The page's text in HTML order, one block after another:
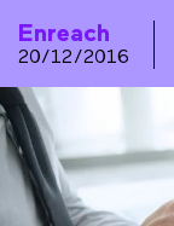
Enreach
20/12/2016